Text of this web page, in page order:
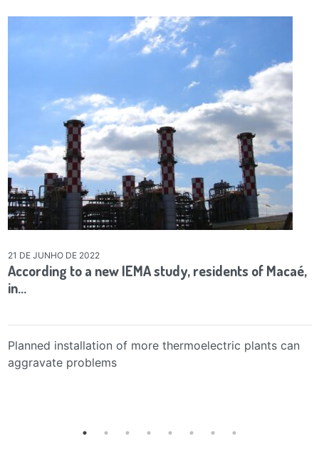
21 DE JUNHO DE 2022
According to a new IEMA study, residents of Macaé,
in…
Planned installation of more thermoelectric plants can
aggravate problems